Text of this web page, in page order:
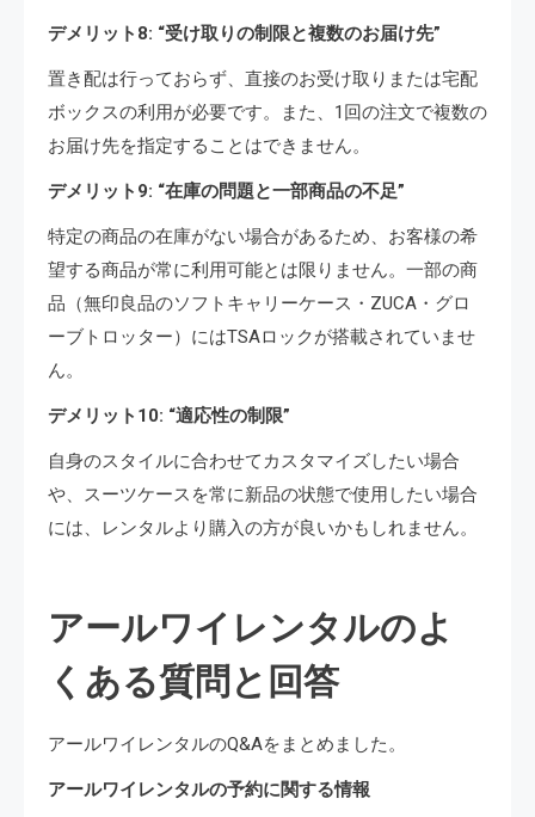
デメリット8: “受け取りの制限と複数のお届け先”
置き配は行っておらず、直接のお受け取りまたは宅配
ボックスの利用が必要です。また、1回の注文で複数の
お届け先を指定することはできません。
デメリット9: “在庫の問題と一部商品の不足”
特定の商品の在庫がない場合があるため、お客様の希
望する商品が常に利用可能とは限りません。一部の商
品（無印良品のソフトキャリーケース・ZUCA・グロ
ーブトロッター）にはTSAロックが搭載されていませ
ん。
デメリット10: “適応性の制限”
自身のスタイルに合わせてカスタマイズしたい場合
や、スーツケースを常に新品の状態で使用したい場合
には、レンタルより購入の方が良いかもしれません。
アールワイレンタルのよ
くある質問と回答
アールワイレンタルのQ&Aをまとめました。
アールワイレンタルの予約に関する情報